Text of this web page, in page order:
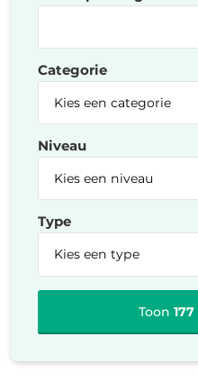
Categorie
Niveau
Type
Toon 177